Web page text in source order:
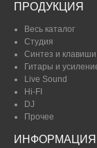
ПРОДУКЦИЯ
Весь каталог
Студия
Синтез и клавиши
Гитары и
Live Sound
Hi-FI
DJ
Прочее
ИНФОРМАЦИЯ